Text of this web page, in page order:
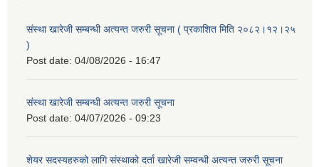
संस्था खारेजी सम्बन्धी अत्यन्त जरुरी सूचना ( प्रकाशित मिति २०८२।१२।२५
)
Post date: 04/08/2026 - 16:47
संस्था खारेजी सम्बन्धी अत्यन्त जरुरी सूचना
Post date: 04/07/2026 - 09:23
शेयर सदस्यहरुको लागि संस्थाको दर्ता खारेजी सम्वन्धी अत्यन्त जरुरी सूचना